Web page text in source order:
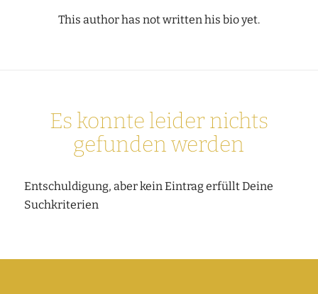
This author has not written his bio yet.
Es konnte leider nichts
gefunden werden
Entschuldigung, aber kein Eintrag erfüllt Deine
Suchkriterien